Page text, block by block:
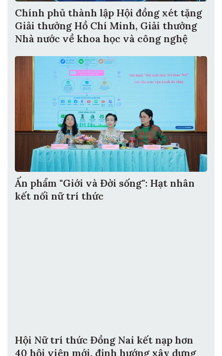
Chính phủ thành lập Hội đồng xét tặng
Giải thưởng Hồ Chí Minh, Giải thưởng
Nhà nước về khoa học và công nghệ
Ấn phẩm "Giới và Đời sống": Hạt nhân
kết nối nữ trí thức
Hội Nữ trí thức Đồng Nai kết nạp hơn
40 hội viên mới, định hướng xây dựng